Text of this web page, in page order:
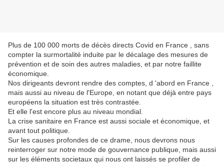
Plus de 100 000 morts de décès directs Covid en France , sans
compter la surmortalité induite par le décalage des mesures de
prévention et de soin des autres maladies, et par notre faillite
économique.
Nos dirigeants devront rendre des comptes, d 'abord en France ,
mais aussi au niveau de l'Europe, en notant que déjà entre pays
européens la situation est très contrastée.
Et elle l'est encore plus au niveau mondial.
La crise sanitaire en France est aussi sociale et économique, et
avant tout politique.
Sur les causes profondes de ce drame, nous devrons nous
reinterroger sur notre mode de gouvernance publique, mais aussi
sur les éléments societaux qui nous ont laissés se profiler de